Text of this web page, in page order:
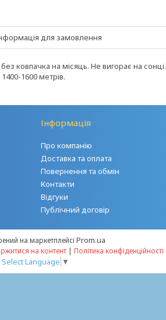
для замовлення
ковпачка на місяць. Не вигорає на сонці.
1600 метрів.
Інформація
Про компанію
Доставка та оплата
Повернення та обмін
Контакти
Відгуки
Публічний договір
на маркетплейсі Prom.ua
на контент | Політика конфіденційності
Select Language ▼